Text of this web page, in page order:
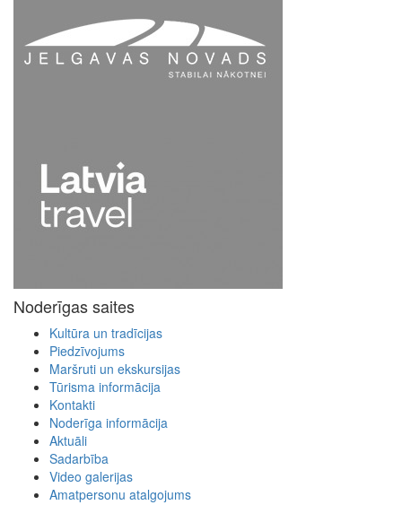
Noderīgas saites
Kultūra un tradīcijas
Piedzīvojums
Maršruti un ekskursijas
Tūrisma informācija
Kontakti
Noderīga informācija
Aktuāli
Sadarbība
Video galerijas
Amatpersonu atalgojums